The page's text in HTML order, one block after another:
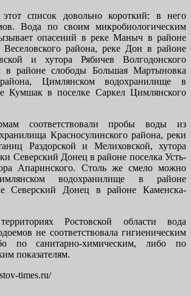
список довольно короткий: в него
Вода по своим микробиологическим
опасений в реке Маныч в районе
Веселовского района, реке Дон в районе
и хутора Рябичев Волгодонского
в районе слободы Большая Мартыновка
Цимлянском водохранилище в
Кумшак в поселке Саркел Цимлянского
соответствовали пробы воды из
Красносулинского района, реки
Раздорской и Мелиховской, хутора
Северский Донец в районе поселка Усть-
Апаринского. Столь же смело можно
водохранилище в районе
Северский Донец в районе Каменска-
Ростовской области вода
не соответствовала гигиеническим
по санитарно-химическим, либо по
показателям.
times.ru/